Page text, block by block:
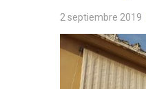
2 septiembre 2019